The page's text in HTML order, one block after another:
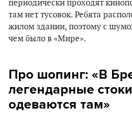
периодически проходят
там нет тусовок. Ребята
жилом здании, поэтому с
чем было в «Мире».
Про шопинг: «В
легендарные
одеваются там»